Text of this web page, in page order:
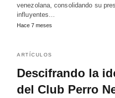
venezolana, consolidando su
influyentes…
Hace 7 meses
ARTÍCULOS
Descifrando la
del Club Perro